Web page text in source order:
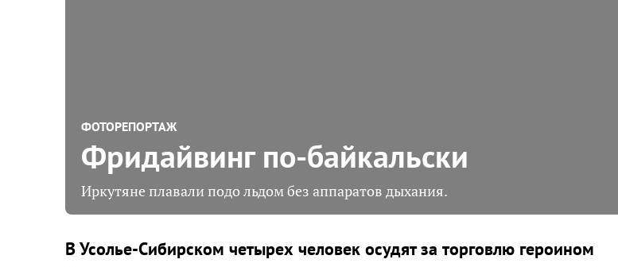
ФОТОРЕПОРТАЖ
Фридайвинг по-байкальски
Иркутяне плавали подо льдом без аппаратов дыхания.
В Усолье-Сибирском четырех человек осудят за торговлю героином